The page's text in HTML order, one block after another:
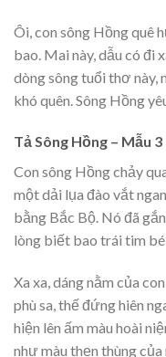
Ôi, con sông Hồng quê
bao. Mai này, dẫu có đi
dòng sông tuổi thơ này,
khó quên. Sông Hồng
Tả Sông Hồng – Mẫu 3
Con sông Hồng chảy
một dải lụa đào vắt
bằng Bắc Bộ. Nó đã
lòng biết bao trái tim
Xa xa, dáng nằm của
phù sa, thế đứng hiên
hiện lên ấm màu hoài
như màu thẹn thùng